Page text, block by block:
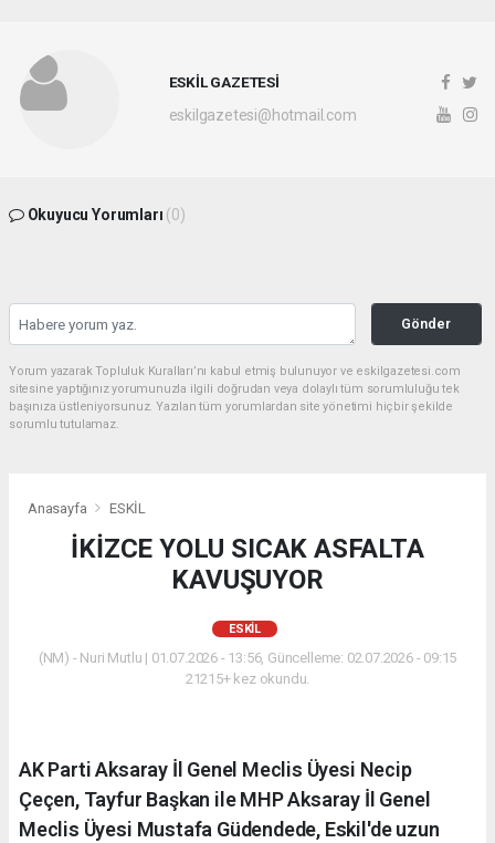
ESKİL GAZETESİ
eskilgazetesi@hotmail.com
Okuyucu Yorumları (0)
Gönder
Yorum yazarak Topluluk Kuralları’nı kabul etmiş bulunuyor ve eskilgazetesi.com
sitesine yaptığınız yorumunuzla ilgili doğrudan veya dolaylı tüm sorumluluğu tek
başınıza üstleniyorsunuz. Yazılan tüm yorumlardan site yönetimi hiçbir şekilde
sorumlu tutulamaz.
Anasayfa ESKİL
İKİZCE YOLU SICAK ASFALTA
KAVUŞUYOR
ESKİL
(NM) - Nuri Mutlu | 01.07.2026 - 13:56, Güncelleme: 02.07.2026 - 09:15
21215+ kez okundu.
AK Parti Aksaray İl Genel Meclis Üyesi Necip
Çeçen, Tayfur Başkan ile MHP Aksaray İl Genel
Meclis Üyesi Mustafa Güdendede, Eskil'de uzun